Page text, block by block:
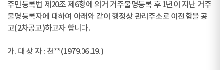
주민등록법 제20조 제6항에 의거 거주불명등록 후 1년이 지난 거주
불명등록자에 대하여 아래와 같이 행정상 관리주소로 이전함을 공
고(2차공고)하고자 합니다.
가. 대 상 자 : 천**(1979.06.19.)